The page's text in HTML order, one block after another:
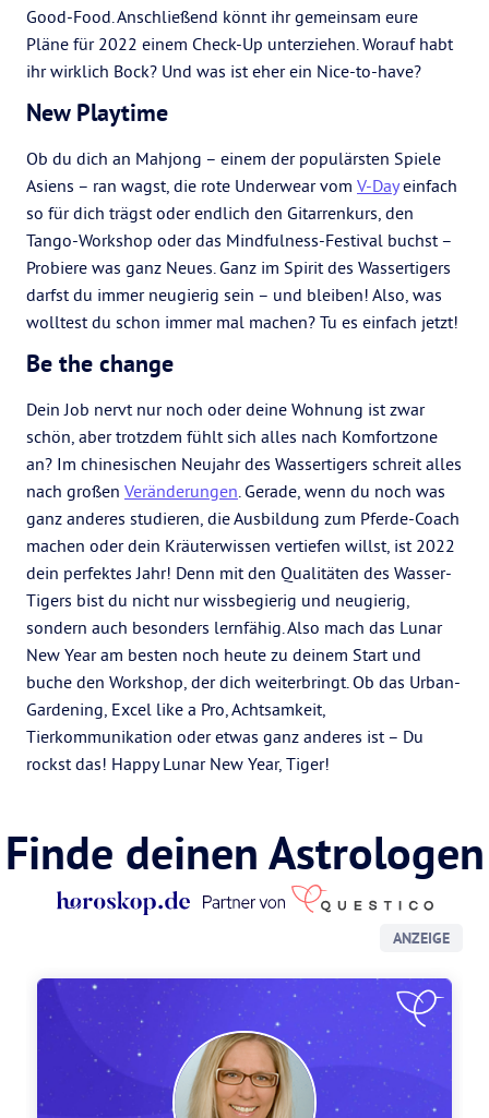
Good-Food. Anschließend könnt ihr gemeinsam eure
Pläne für 2022 einem Check-Up unterziehen. Worauf habt
ihr wirklich Bock? Und was ist eher ein Nice-to-have?
New Playtime
Ob du dich an Mahjong – einem der populärsten Spiele
Asiens – ran wagst, die rote Underwear vom V-Dayeinfach
so für dich trägst oder endlich den Gitarrenkurs, den
Tango-Workshop oder das Mindfulness-Festival buchst –
Probiere was ganz Neues. Ganz im Spirit des Wassertigers
darfst du immer neugierig sein – und bleiben! Also, was
wolltest du schon immer mal machen? Tu es einfach jetzt!
Be the change
Dein Job nervt nur noch oder deine Wohnung ist zwar
schön, aber trotzdem fühlt sich alles nach Komfortzone
an? Im chinesischen Neujahr des Wassertigers schreit alles
nach großen Veränderungen. Gerade, wenn du noch was
ganz anderes studieren, die Ausbildung zum Pferde-Coach
machen oder dein Kräuterwissen vertiefen willst, ist 2022
dein perfektes Jahr! Denn mit den Qualitäten des Wasser-
Tigers bist du nicht nur wissbegierig und neugierig,
sondern auch besonders lernfähig. Also mach das Lunar
New Year am besten noch heute zu deinem Start und
buche den Workshop, der dich weiterbringt. Ob das Urban-
Gardening, Excel like a Pro, Achtsamkeit,
Tierkommunikation oder etwas ganz anderes ist – Du
rockst das! Happy Lunar New Year, Tiger!
Finde deinen Astrologen
ANZEIGE